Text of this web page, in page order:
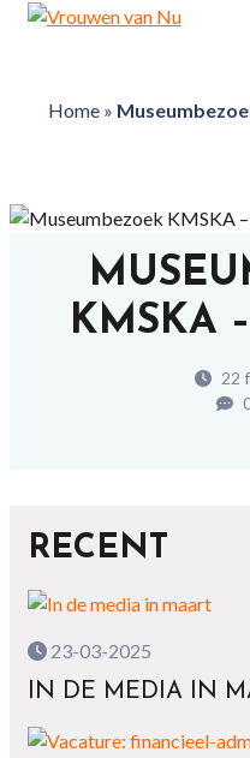
Home»
KMSKA
22
RECENT
23-03-2025
IN DE MEDIA IN